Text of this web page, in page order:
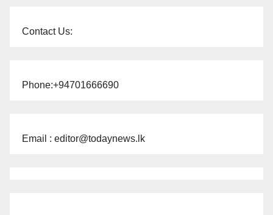
Contact Us:
Phone:+94701666690
Email : editor@todaynews.lk